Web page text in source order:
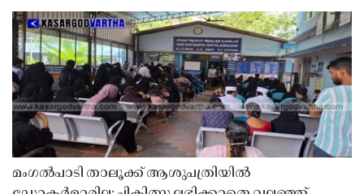
മംഗൽപാടി താലൂക്ക് ആശുപത്രിയിൽ